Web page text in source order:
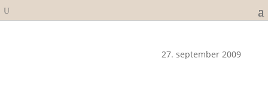
27. september 2009